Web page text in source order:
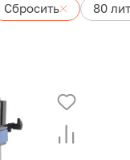
Сбросить 80